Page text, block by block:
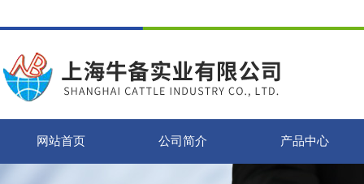
网站首页 公司简介 产品中心